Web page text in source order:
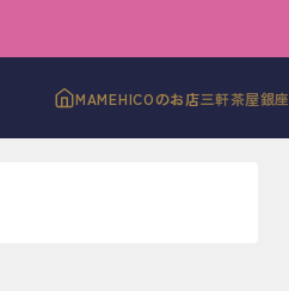
MAMEHICOのお店三軒茶屋銀座